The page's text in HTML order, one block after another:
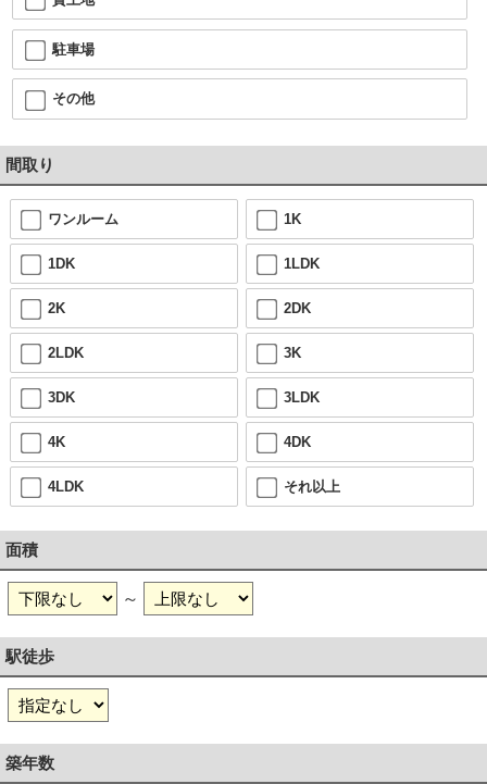
駐車場
その他
間取り
ワンルーム 1K
1DK 1LDK
2K 2DK
2LDK 3K
3DK 3LDK
4K 4DK
4LDK それ以上
面積
～
駅徒歩
築年数